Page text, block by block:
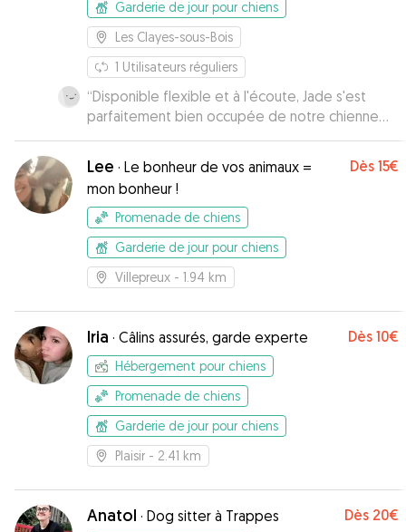
Garderie de jour pour chiens
Les Clayes-sous-Bois
1 Utilisateurs réguliers
“Disponible flexible et à l'écoute, Jade s'est
parfaitement bien occupée de notre chienne
Tila pendant notre absence. Je la recommande
les yeux fermés !
Lee · Le bonheur de vos animaux =
mon bonheur !
Dès 15€
Promenade de chiens
Garderie de jour pour chiens
Villepreux - 1.94 km
Iria · Câlins assurés, garde experte Dès 10€
Hébergement pour chiens
Promenade de chiens
Garderie de jour pour chiens
Plaisir - 2.41 km
Anatol · Dog sitter à Trappes Dès 20€